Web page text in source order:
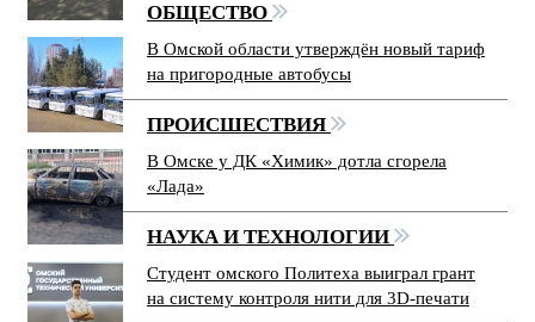
ОБЩЕСТВО
В Омской области утверждён новый тариф
на пригородные автобусы
ПРОИСШЕСТВИЯ
В Омске у ДК «Химик» дотла сгорела
«Лада»
НАУКА И ТЕХНОЛОГИИ
Студент омского Политеха выиграл грант
на систему контроля нити для 3D-печати